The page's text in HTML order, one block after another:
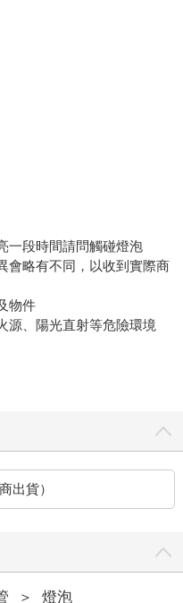
一段時間請問觸碰燈泡
會略有不同，以收到實際商
物件
源、陽光直射等危險環境
出貨）
＞ 燈泡